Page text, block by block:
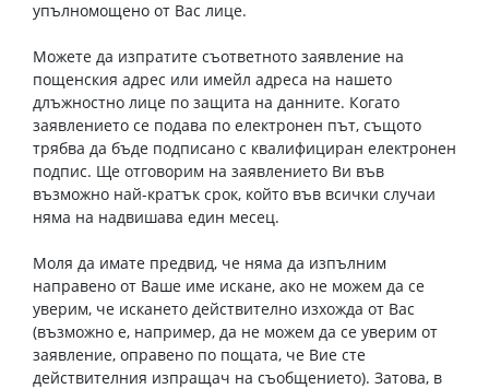
упълномощено от Вас лице.
Можете да изпратите съответното заявление на
пощенския адрес или имейл адреса на нашето
длъжностно лице по защита на данните. Когато
заявлението се подава по електронен път, същото
трябва да бъде подписано с квалифициран електронен
подпис. Ще отговорим на заявлението Ви във
възможно най-кратък срок, който във всички случаи
няма на надвишава един месец.
Моля да имате предвид, че няма да изпълним
направено от Ваше име искане, ако не можем да се
уверим, че искането действително изхожда от Вас
(възможно е, например, да не можем да се уверим от
заявление, оправено по пощата, че Вие сте
действителния изпращач на съобщението). Затова, в